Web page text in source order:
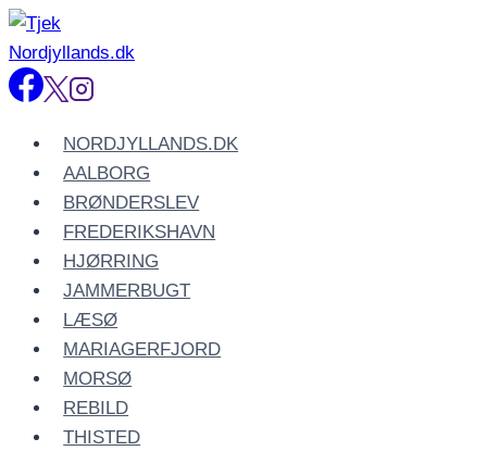
Fortsæt
til
indhold
NORDJYLLANDS.DK
AALBORG
BRØNDERSLEV
FREDERIKSHAVN
HJØRRING
JAMMERBUGT
LÆSØ
MARIAGERFJORD
MORSØ
REBILD
THISTED